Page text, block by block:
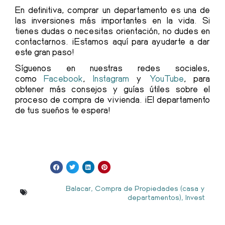
En definitiva, comprar un departamento es una de
las inversiones más importantes en la vida. Si
tienes dudas o necesitas orientación, no dudes en
contactarnos. ¡Estamos aquí para ayudarte a dar
este gran paso!
Síguenos en nuestras redes sociales,
comoFacebook, Instagram y YouTube, para
obtener más consejos y guías útiles sobre el
proceso de compra de vivienda. ¡El departamento
de tus sueños te espera!
Balacar, Compra de Propiedades (casa y
departamentos), Invest